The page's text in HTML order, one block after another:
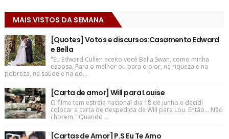
MAIS VISTOS DA SEMANA
[Quotes] Votos e discursos:Casamento Edward
e Bella
"Eu Edward Cullen aceito você Bella Swan, como minha
esposa, Para o melhor ou para o pior, na riqueza e na
pobreza, na saúde e na do...
[Carta de amor] Will para Louise
O filme tem estreia nacional dia 18 de junho e decidi
colocar a carta de despedida de Will para Lou. Então... Não
chorem. "Quando ...
[Cartas de Amor] P.S Eu Te Amo